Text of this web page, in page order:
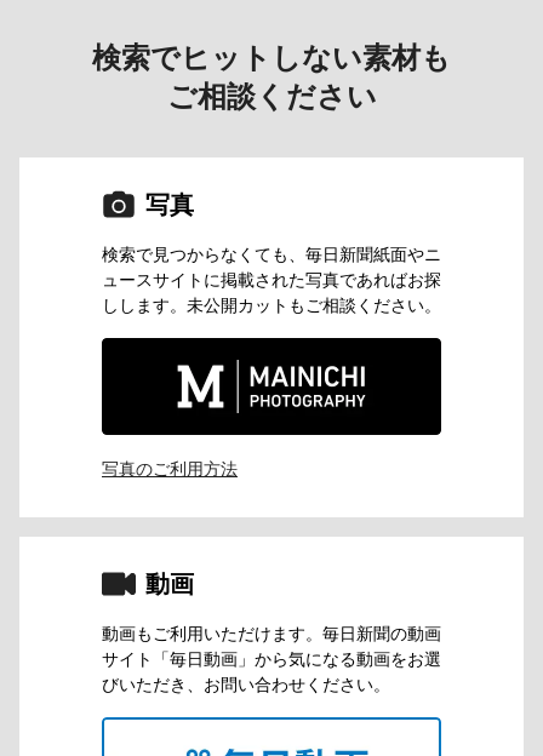
検索でヒットしない素材も
ご相談ください
写真
検索で⾒つからなくても、毎日新聞紙面やニ
ュースサイトに掲載された写真であればお探
しします。未公開カットもご相談ください。
写真のご利用方法
動画
動画もご利⽤いただけます。毎⽇新聞の動画
サイト「毎⽇動画」から気になる動画をお選
びいただき、お問い合わせください。